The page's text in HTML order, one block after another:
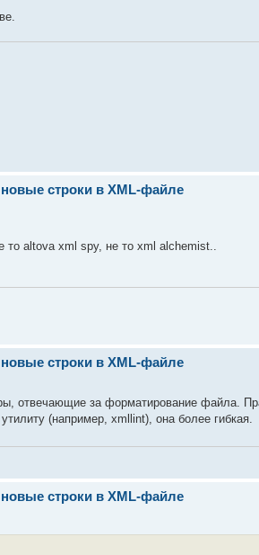
строки в XML-файле
то altova xml spy, не то xml alchemist..
строки в XML-файле
отвечающие за форматирование файла.
(например, xmllint), она более гибкая.
строки в XML-файле